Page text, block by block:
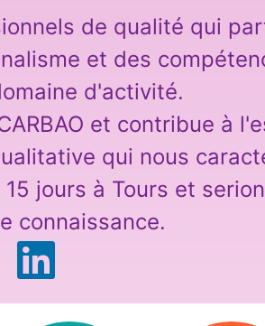
de qualité qui
et des
d'activité.
et contribue à
qui nous
jours à Tours et
connaissance.